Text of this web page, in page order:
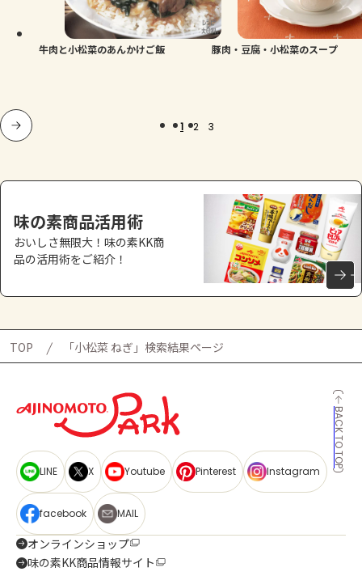
牛肉と小松菜のあんかけご飯 豚肉・豆腐・小松菜のスープ
1 2 3
味の素商品活用術
おいしさ無限大！味の素KK商
品の活用術をご紹介！
TOP 「小松菜 ねぎ」検索結果ページ
BACK TO TOP
LINE X Youtube Pinterest Instagram
facebook MAIL
オンラインショップ
味の素KK商品情報サイト